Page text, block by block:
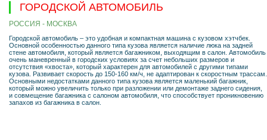
ГОРОДСКОЙ АВТОМОБИЛЬ
РОССИЯ - МОСКВА
Городской автомобиль – это удобная и компактная машина с кузовом хэтчбек.
Основной особенностью данного типа кузова является наличие люка на задней
стене автомобиля, который является багажником, выходящим в салон. Автомобиль
очень маневренный в городских условиях за счет небольших размеров и
отсутствия «хвоста», который характерен для автомобилей с другими типами
кузова. Развивает скорость до 150-160 км/ч, не адаптирован к скоростным трассам.
Основными недостатками данного типа кузова является маленький багажник,
который можно увеличить только при разложении или демонтаже заднего сидения,
и совмещение багажника с салоном автомобиля, что способствует проникновению
запахов из багажника в салон.